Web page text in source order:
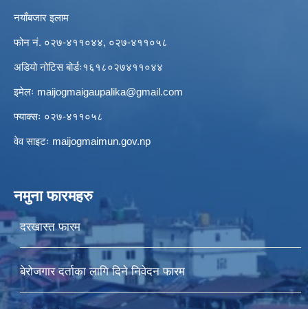
नयाँबजार इलाम
फोन नं. ०२७-४११०४४, ०२७-४११०५८
अडियो नोटिस बोर्डः१६१८०२७४११०४४
इमेलः maijogmaigaupalika@gmail.com
फ्याक्सः ०२७-४११०५८
वेव साइटः maijogmaimun.gov.np
नमुना फारमहरु
दरखास्त फारम
बेरोजगार दर्ताका लागि दिने निवेदन फारम